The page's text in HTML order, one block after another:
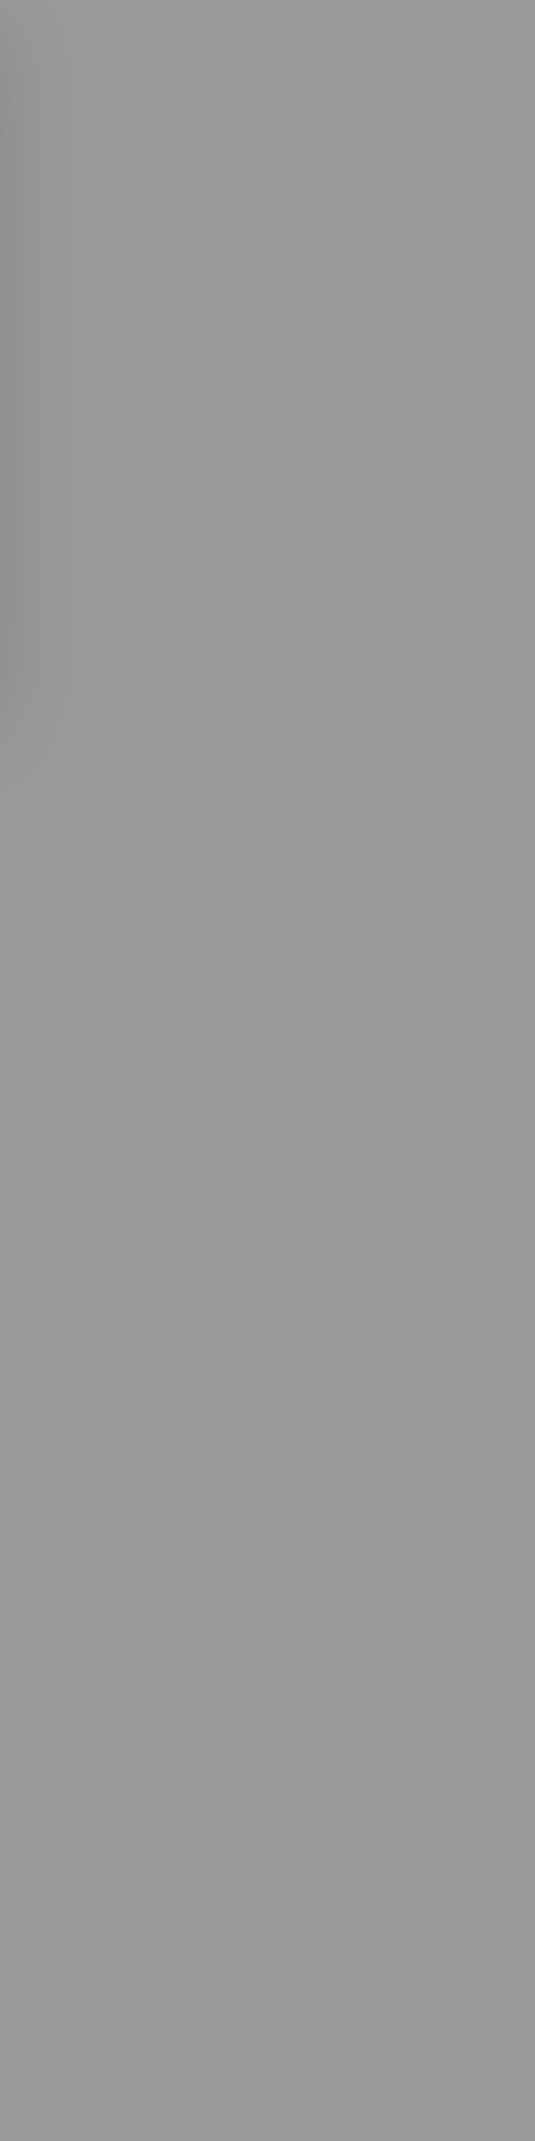
самому настроить
учет в компании